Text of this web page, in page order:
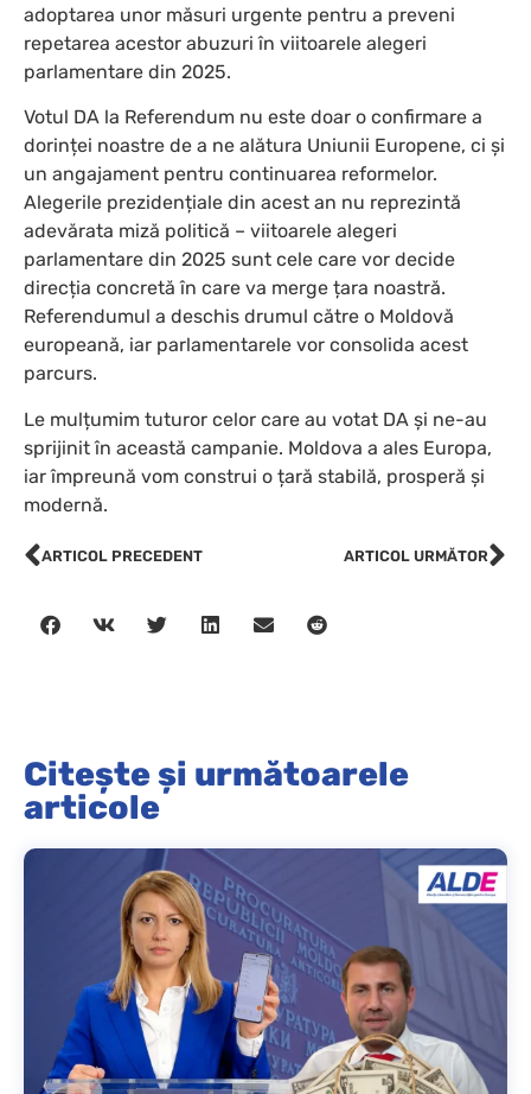
adoptarea unor măsuri urgente pentru a preveni
repetarea acestor abuzuri în viitoarele alegeri
parlamentare din 2025.
Votul DA la Referendum nu este doar o confirmare a
dorinței noastre de a ne alătura Uniunii Europene, ci și
un angajament pentru continuarea reformelor.
Alegerile prezidențiale din acest an nu reprezintă
adevărata miză politică – viitoarele alegeri
parlamentare din 2025 sunt cele care vor decide
direcția concretă în care va merge țara noastră.
Referendumul a deschis drumul către o Moldovă
europeană, iar parlamentarele vor consolida acest
parcurs.
Le mulțumim tuturor celor care au votat DA și ne-au
sprijinit în această campanie. Moldova a ales Europa,
iar împreună vom construi o țară stabilă, prosperă și
modernă.
ARTICOL PRECEDENT ARTICOL URMĂTOR
Citește și următoarele
articole